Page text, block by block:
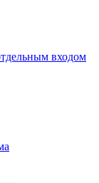
входом